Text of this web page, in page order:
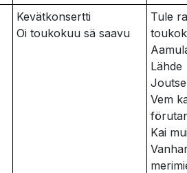
Kevätkonsertti
Oi toukokuu sä saavu
Tule
Lähde
Vem
Kai